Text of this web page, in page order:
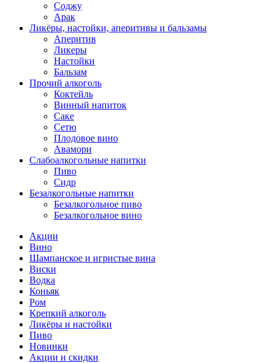
Соджу
Арак
Ликёры, настойки, аперитивы и бальзамы
Аперитив
Ликеры
Настойки
Бальзам
Прочий алкоголь
Коктейль
Винный напиток
Саке
Сетю
Плодовое вино
Авамори
Слабоалкогольные напитки
Пиво
Сидр
Безалкогольные напитки
Безалкогольное пиво
Безалкогольное вино
Акции
Вино
Шампанское и игристые вина
Виски
Водка
Коньяк
Ром
Крепкий алкоголь
Ликёры и настойки
Пиво
Новинки
Акции и скидки